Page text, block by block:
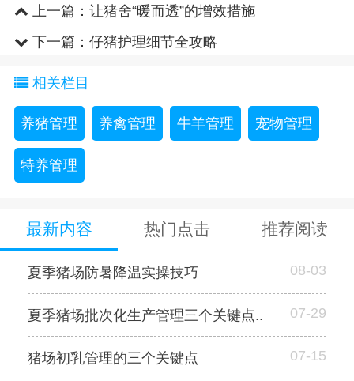
上一篇： 让猪舍“暖而透”的增效措施
下一篇： 仔猪护理细节全攻略
相关栏目
养猪管理 养禽管理 牛羊管理 宠物管理
特养管理
最新内容 热门点击 推荐阅读
夏季猪场防暑降温实操技巧 08-03
夏季猪场批次化生产管理三个关键点.. 07-29
猪场初乳管理的三个关键点 07-15